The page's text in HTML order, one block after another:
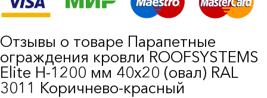
Отзывы о товаре Парапетные
ограждения кровли ROOFSYSTEMS
Elite H-1200 мм 40х20 (овал) RAL
3011 Коричнево-красный